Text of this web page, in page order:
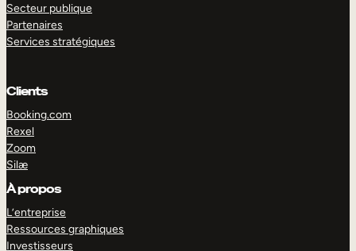
Secteur publique
Partenaires
Services stratégiques
Clients
Booking.com
Rexel
Zoom
Silæ
À propos
L’entreprise
Ressources graphiques
Investisseurs